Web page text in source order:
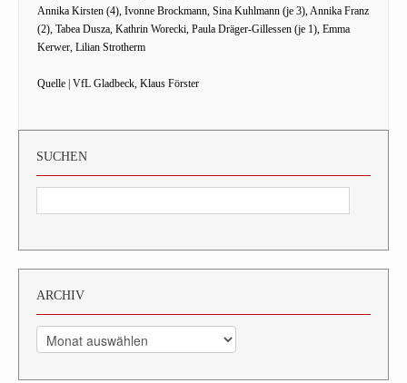
Annika Kirsten (4), Ivonne Brockmann, Sina Kuhlmann (je 3), Annika Franz
(2), Tabea Dusza, Kathrin Worecki, Paula Dräger-Gillessen (je 1), Emma
Kerwer, Lilian Strotherm
Quelle | VfL Gladbeck, Klaus Förster
SUCHEN
ARCHIV
Archiv